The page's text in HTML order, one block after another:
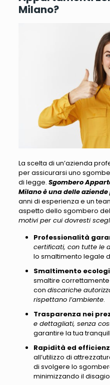
Milano?
La scelta di un’azienda
per assicurarsi uno
di legge. Sgombero
Milano è una delle
anni di esperienza e un
aspetto dello sgombero
motivi per cui dovresti
Professionalità
certificati, con tutte le
lo smaltimento legale
Smaltimento
smaltire
con discariche
rispettano l’ambiente.
Trasparenza nei
e dettagliati, senza
garantire la tua
Rapidità ed
all’utilizzo di
di svolgere lo
minimizzando il